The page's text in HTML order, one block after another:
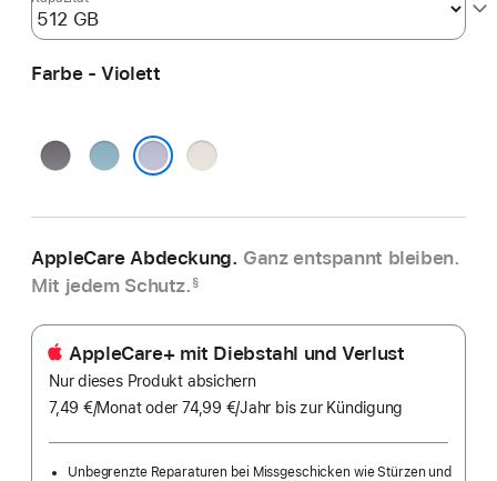
Farbe - Violett
Space Grau
Blau Polarstern
AppleCare Abdeckung. Ganz entspannt bleiben.
Mit jedem Schutz. §
AppleCare+ mit Diebstahl und Verlust
Nur dieses Produkt absichern
7,49 €/Monatpro
oder 74,99 €/Jahr Pro
bis zur Kündigung
Unbegrenzte Reparaturen bei Missgeschicken wie Stürzen und